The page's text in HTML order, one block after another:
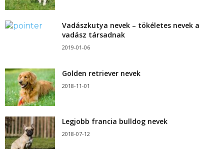
Vadászkutya nevek – tökéletes nevek a
vadász társadnak
2019-01-06
Golden retriever nevek
2018-11-01
Legjobb francia bulldog nevek
2018-07-12